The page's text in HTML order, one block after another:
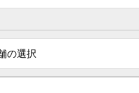
の選択